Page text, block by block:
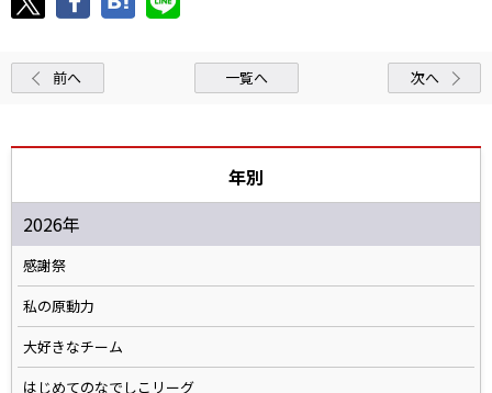
前へ 一覧へ 次へ
年別
2026年
感謝祭
私の原動力
大好きなチーム
はじめてのなでしこリーグ